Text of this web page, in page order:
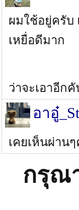
ผมใช้อยู่ครับ
เหยื่อดีมาก
ว่าจะเอาอีก
อาอู๋
เคยเห็นผ่าน
กรุณ